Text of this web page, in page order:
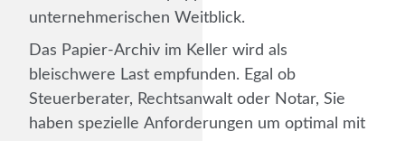
unternehmerischen Weitblick.
Das Papier-Archiv im Keller wird als
bleischwere Last empfunden. Egal ob
Steuerberater, Rechtsanwalt oder Notar, Sie
haben spezielle Anforderungen um optimal mit